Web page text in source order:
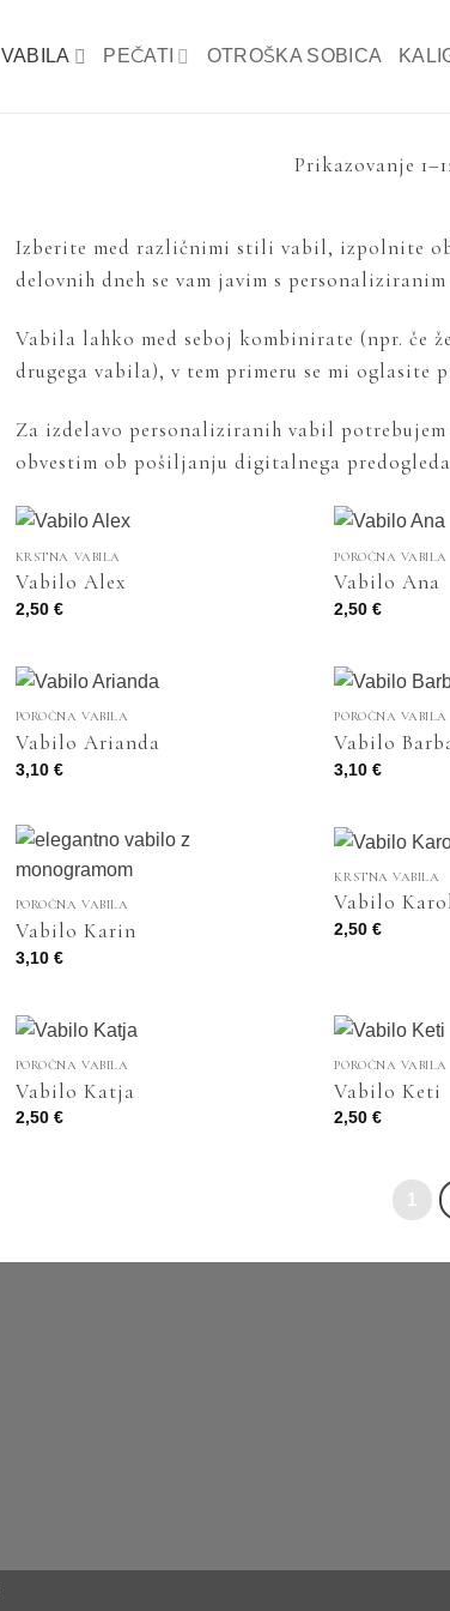
VABILA PEČATI OTROŠKA SOBICA
Prikazovanje
Izberite med različnimi stili vabil, izpolnite
delovnih dneh se vam javim s
Vabila lahko med seboj kombinirate (npr. če
drugega vabila), v tem primeru se mi oglasite
Za izdelavo personaliziranih vabil potrebujem
obvestim ob pošiljanju digitalnega
KRSTNA VABILA
Vabilo Alex
2,50 €
POROČNA VABILA
Vabilo Ana
2,50€
POROČNA VABILA
Vabilo Arianda
3,10 €
POROČNA VABILA
Vabilo
3,10€
POROČNA VABILA
Vabilo Karin
3,10 €
KRSTNA VABILA
Vabilo
2,50€
POROČNA VABILA
Vabilo Katja
2,50 €
POROČNA VABILA
Vabilo Keti
2,50€
1